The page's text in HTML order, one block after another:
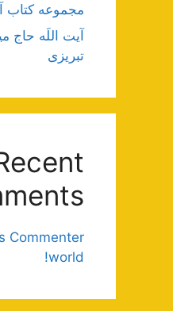
مجموعه کتاب
آیت اللَه حاج
تبریزی
Commenter
world!